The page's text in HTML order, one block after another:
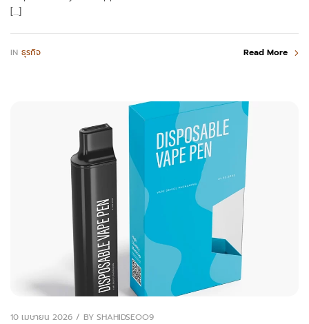
[…]
IN ธุรกิจ Read More
10 เมษายน 2026 BY SHAHIDSEOO9